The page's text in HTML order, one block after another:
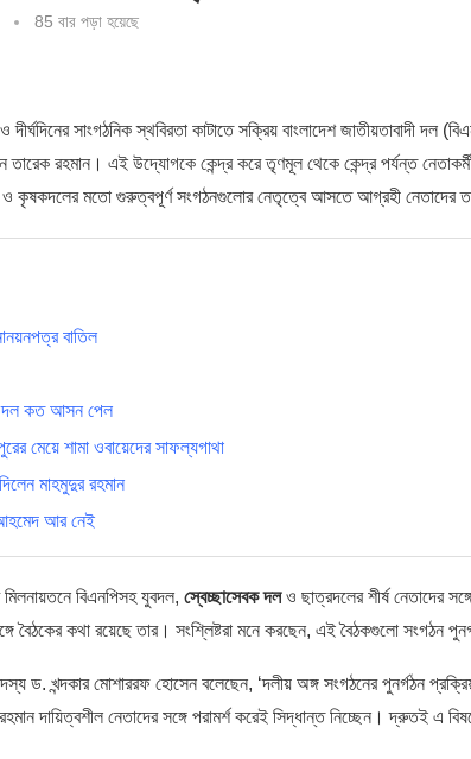
85 বার পড়া হয়েছে
দীর্ঘদিনের সাংগঠনিক স্থবিরতা কাটাতে সক্রিয় বাংলাদেশ জাতীয়তাবাদী দল
তারেক রহমান। এই উদ্যোগকে কেন্দ্র করে তৃণমূল থেকে কেন্দ্র পর্যন্ত
ও কৃষকদলের মতো গুরুত্বপূর্ণ সংগঠনগুলোর নেতৃত্বে আসতে আগ্রহী নেতাদের
বাতিল
দল কত আসন পেল
মেয়ে শামা ওবায়েদের সাফল্যগাথা
মাহমুদুর রহমান
আর নেই
মিলনায়তনে বিএনপিসহ যুবদল, স্বেচ্ছাসেবক দলও ছাত্রদলের শীর্ষ নেতাদের
বৈঠকের কথা রয়েছে তার। সংশ্লিষ্টরা মনে করছেন, এই বৈঠকগুলো সংগঠন
ড. খন্দকার মোশাররফ হোসেন বলেছেন, ‘দলীয় অঙ্গ সংগঠনের পুনর্গঠন
দায়িত্বশীল নেতাদের সঙ্গে পরামর্শ করেই সিদ্ধান্ত নিচ্ছেন। দ্রুতই এ